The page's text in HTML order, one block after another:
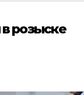
розыске